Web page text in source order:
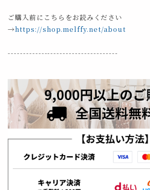
ご購入前にこちらをお読みください
→https://shop.melffy.net/about
------------------------------------